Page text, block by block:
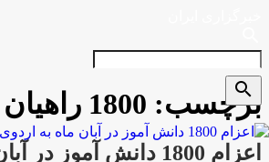
برچسب: 1800 راهیان
اعزام 1800 دانش آموز
search